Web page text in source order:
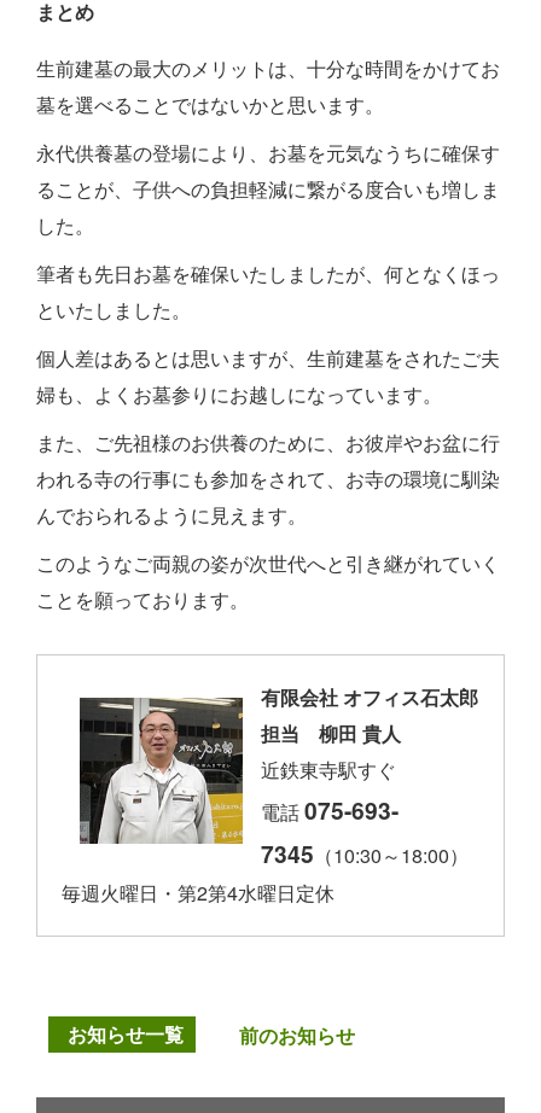
まとめ
生前建墓の最大のメリットは、十分な時間をかけてお
墓を選べることではないかと思います。
永代供養墓の登場により、お墓を元気なうちに確保す
ることが、子供への負担軽減に繋がる度合いも増しま
した。
筆者も先日お墓を確保いたしましたが、何となくほっ
といたしました。
個人差はあるとは思いますが、生前建墓をされたご夫
婦も、よくお墓参りにお越しになっています。
また、ご先祖様のお供養のために、お彼岸やお盆に行
われる寺の行事にも参加をされて、お寺の環境に馴染
んでおられるように見えます。
このようなご両親の姿が次世代へと引き継がれていく
ことを願っております。
有限会社 オフィス石太郎
担当 柳田 貴人
近鉄東寺駅すぐ
電話075-693-
7345 （10:30～18:00）
毎週火曜日・第2第4水曜日定休
お知らせ一覧 前のお知らせ